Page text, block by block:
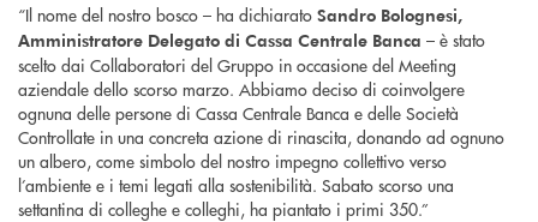
“Il nome del nostro bosco – ha dichiarato Sandro Bolognesi,
Amministratore Delegato di Cassa Centrale Banca – è stato
scelto dai Collaboratori del Gruppo in occasione del Meeting
aziendale dello scorso marzo. Abbiamo deciso di coinvolgere
ognuna delle persone di Cassa Centrale Banca e delle Società
Controllate in una concreta azione di rinascita, donando ad ognuno
un albero, come simbolo del nostro impegno collettivo verso
l’ambiente e i temi legati alla sostenibilità. Sabato scorso una
settantina di colleghe e colleghi, ha piantato i primi 350.”